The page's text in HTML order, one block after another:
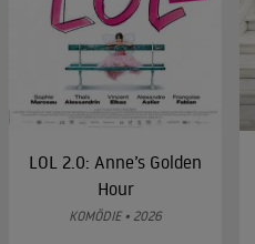
LOL 2.0: Anne’s Golden
Hour
KOMÖDIE • 2026